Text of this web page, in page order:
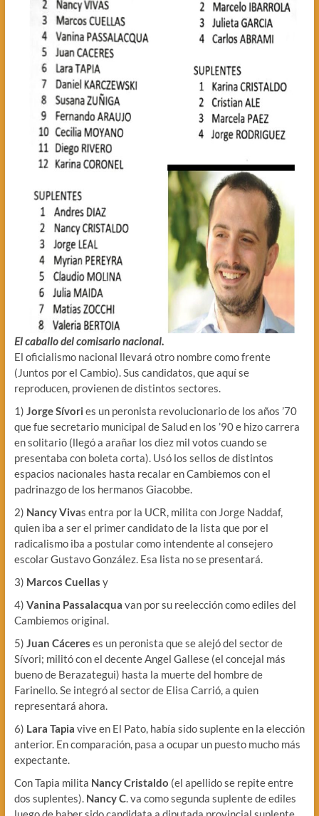
El caballo del comisario nacional.
El oficialismo nacional llevará otro nombre como frente
(Juntos por el Cambio). Sus candidatos, que aquí se
reproducen, provienen de distintos sectores.
1) Jorge Sívori es un peronista revolucionario de los años ’70
que fue secretario municipal de Salud en los ’90 e hizo carrera
en solitario (llegó a arañar los diez mil votos cuando se
presentaba con boleta corta). Usó los sellos de distintos
espacios nacionales hasta recalar en Cambiemos con el
padrinazgo de los hermanos Giacobbe.
2) Nancy Vivas entra por la UCR, milita con Jorge Naddaf,
quien iba a ser el primer candidato de la lista que por el
radicalismo iba a postular como intendente al consejero
escolar Gustavo González. Esa lista no se presentará.
3) Marcos Cuellas y
4) Vanina Passalacqua van por su reelección como ediles del
Cambiemos original.
5) Juan Cáceres es un peronista que se alejó del sector de
Sívori; militó con el decente Angel Gallese (el concejal más
bueno de Berazategui) hasta la muerte del hombre de
Farinello. Se integró al sector de Elisa Carrió, a quien
representará ahora.
6) Lara Tapia vive en El Pato, había sido suplente en la elección
anterior. En comparación, pasa a ocupar un puesto mucho más
expectante.
Con Tapia milita Nancy Cristaldo (el apellido se repite entre
dos suplentes). Nancy C. va como segunda suplente de ediles